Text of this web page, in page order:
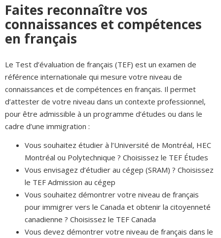
Faites reconnaître vos
connaissances et compétences
en français
Le Test d’évaluation de français (TEF) est un examen de
référence internationale qui mesure votre niveau de
connaissances et de compétences en français. Il permet
d’attester de votre niveau dans un contexte professionnel,
pour être admissible à un programme d’études ou dans le
cadre d’une immigration :
Vous souhaitez étudier à l’Université de Montréal, HEC
Montréal ou Polytechnique ? Choisissez le TEF Études
Vous envisagez d’étudier au cégep (SRAM) ? Choisissez
le TEF Admission au cégep
Vous souhaitez démontrer votre niveau de français
pour immigrer vers le Canada et obtenir la citoyenneté
canadienne ? Choisissez le TEF Canada
Vous devez démontrer votre niveau de français dans le